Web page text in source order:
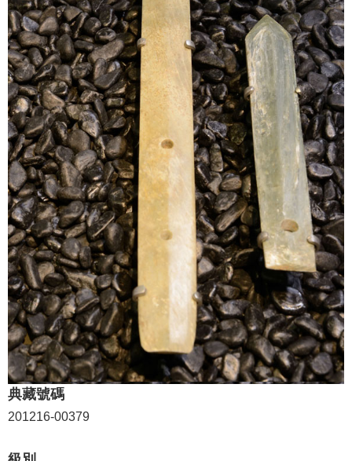
參
觀
展
覽
學
習
探
索
認
識
我
們
便
民
服
務
性
別
典藏號碼
201216-00379